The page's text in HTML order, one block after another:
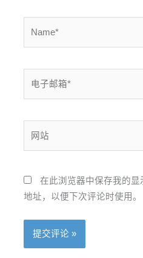
箱
在此浏览器中保存我的
地址，以便下次评论时使用。